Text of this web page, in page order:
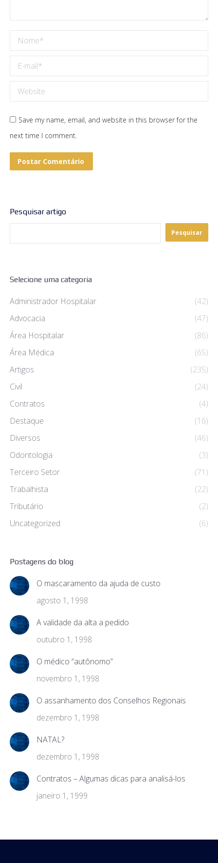
Nome *
E-mail *
Website
Save my name, email, and website in this browser for the
next time I comment.
Postar Comentário
Pesquisar artigo
Pesquisar
Selecione uma categoria
Administrador Hospitalar
(42)
Advocacia
(47)
Área Hospitalar
(86)
Área Médica
(65)
Artigos
(235)
Civil
(24)
Contratos
(4)
Destaque
(16)
Diversos
(46)
Odontologia
(3)
Terceiro Setor
(71)
Trabalhista
(22)
Tributário
(2)
Uncategorized
(6)
Postagens do blog
O mascaramento da ajuda de custo
agosto 1, 1998
A validade da alta a pedido
outubro 1, 1998
O médico “autônomo”
novembro 1, 1998
O assanhamento dos Conselhos Regionais
dezembro 1, 1998
NATAL?
dezembro 1, 1998
Contratos – Algumas dicas para analisá-los
janeiro 1, 1999